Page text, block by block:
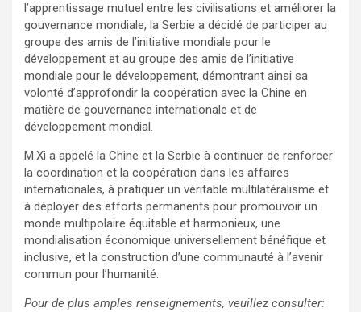
l’apprentissage mutuel entre les civilisations et améliorer la
gouvernance mondiale, la Serbie a décidé de participer au
groupe des amis de l’initiative mondiale pour le
développement et au groupe des amis de l’initiative
mondiale pour le développement, démontrant ainsi sa
volonté d’approfondir la coopération avec la Chine en
matière de gouvernance internationale et de
développement mondial.
M.Xi a appelé la Chine et la Serbie à continuer de renforcer
la coordination et la coopération dans les affaires
internationales, à pratiquer un véritable multilatéralisme et
à déployer des efforts permanents pour promouvoir un
monde multipolaire équitable et harmonieux, une
mondialisation économique universellement bénéfique et
inclusive, et la construction d’une communauté à l’avenir
commun pour l’humanité.
Pour de plus amples renseignements, veuillez consulter: